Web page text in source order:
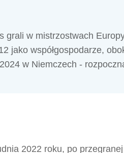
grali w mistrzostwach
jako współgospodarze,
w Niemczech -
2022 roku, po